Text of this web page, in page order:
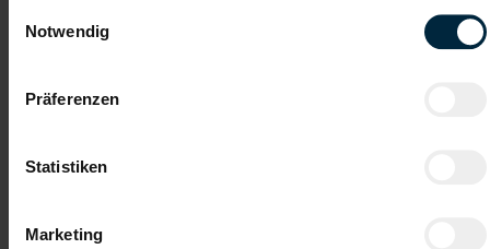
Notwendig
Präferenzen
Statistiken
Marketing
Anlagenverfügbarkeit
Gute Erreichbarkeit
Weiterbildung
Vollzeitarbeitsplatz